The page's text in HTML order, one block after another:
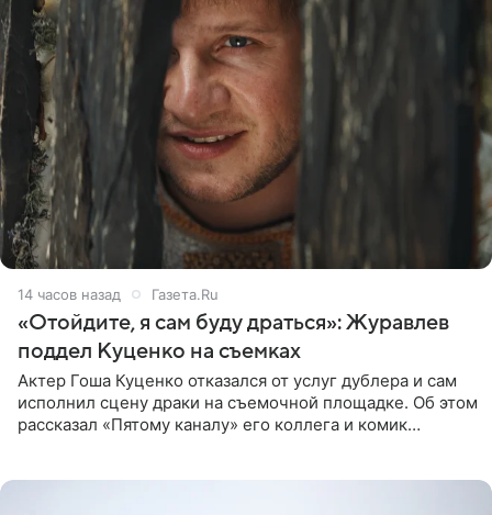
14 часов назад Газета.Ru
«Отойдите, я сам буду драться»: Журавлев
поддел Куценко на съемках
Актер Гоша Куценко отказался от услуг дублера и сам
исполнил сцену драки на съемочной площадке. Об этом
рассказал «Пятому каналу» его коллега и комик